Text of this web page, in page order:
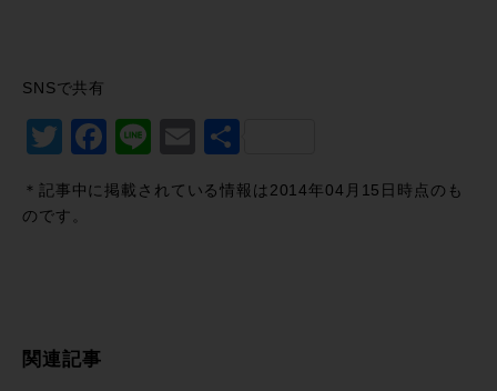
SNSで共有
Twitter
Facebook
LineEmail
＊記事中に掲載されている情報は2014年04月15日時点のも
のです。
関連記事